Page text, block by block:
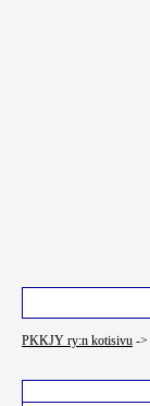
PKKJY ry:n kotisivu ->